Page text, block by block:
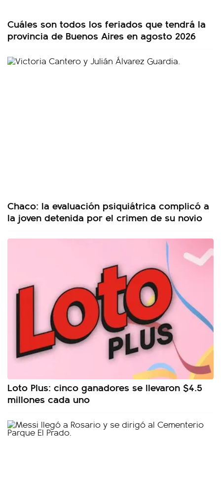
Cuáles son todos los feriados que tendrá la
provincia de Buenos Aires en agosto 2026
Chaco: la evaluación psiquiátrica complicó a
la joven detenida por el crimen de su novio
Loto Plus: cinco ganadores se llevaron $4.5
millones cada uno